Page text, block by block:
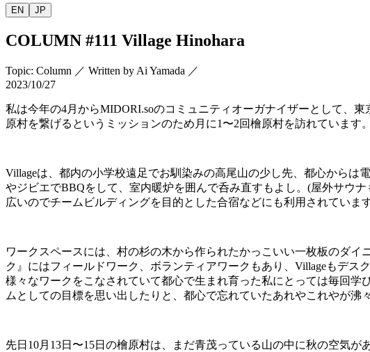
EN JP
COLUMN #111 Village Hinohara
Topic: Column ／ Written by Ai Yamada ／
2023/10/27
私は今年の4月からMIDORI.soのコミュニティオーガナイザーとして、
原村を繋げるというミッションのため月に1 〜2回檜原村を訪れています
Villageは、都内の小学校遠足でお馴染みの高尾山の少し先、都心からは
やジビエでBBQをして、室内暖炉を囲んで呑み直すもよし。 (屋外サウナ
広いのでチームビルディングを目的とした合宿などにも利用されています
ワークスペースには、村の杉の木から作られたかっこいい一枚板のダイ
ク』にはフィールドワーク、ボランティアワークもあり、 Villageもデス
様々なワークをこなされていて都心で生まれ育った私にとっては毎回
ムとしての目標を思い出したりと、都心で忘れていたあれやこれやが沸
先日 10月 13日〜15日の檜原村は、まだ青茂っている山の中に秋の空気